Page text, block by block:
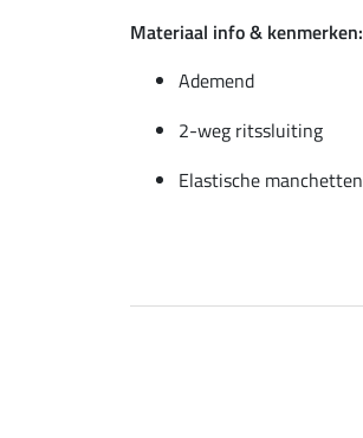
Materiaal info & kenmerken:
Ademend
2-weg ritssluiting
Elastische manchetten